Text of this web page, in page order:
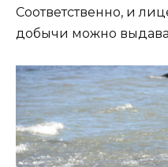
Соответственно, и
добычи можно